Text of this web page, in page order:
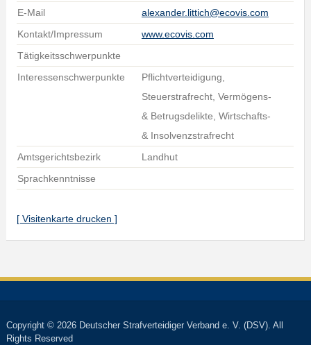
E-Mail
alexander.littich@ecovis.com
Kontakt/Impressum
www.ecovis.com
Tätigkeitsschwerpunkte
Interessenschwerpunkte
Pflichtverteidigung,
Steuerstrafrecht, Vermögens-
& Betrugsdelikte, Wirtschafts-
& Insolvenzstrafrecht
Amtsgerichtsbezirk
Landhut
Sprachkenntnisse
[ Visitenkarte drucken ]
Copyright © 2026 Deutscher Strafverteidiger Verband e. V. (DSV). All
Rights Reserved